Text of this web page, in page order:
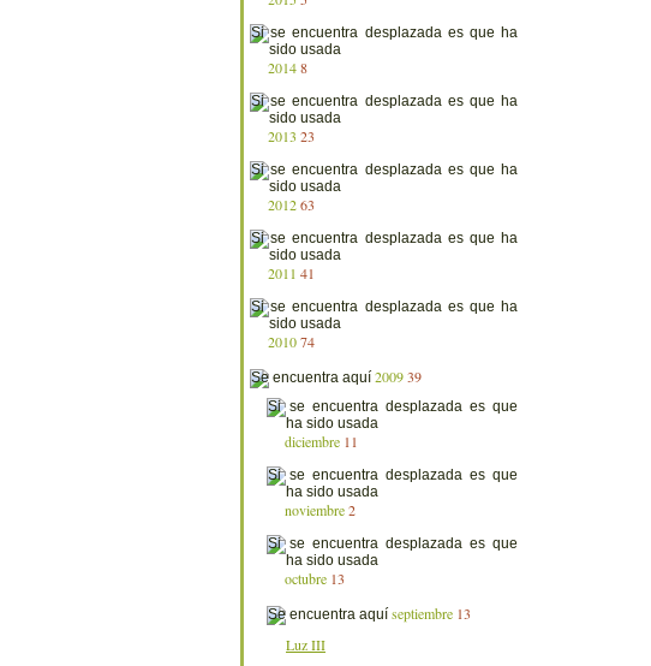
20148
2013 23
201263
2011 41
201074
200939
diciembre 11
noviembre 2
octubre 13
septiembre 13
Luz III